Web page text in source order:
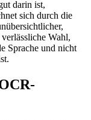
darin ist,
sich durch die
Wahl,
Sprache und nicht